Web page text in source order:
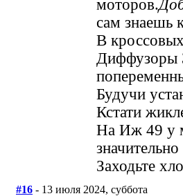
моторов.
сам знаешь
В
Диффузоры
Будучи
Кстати
На Иж 49 у
Заходьте
#16 - 13 июля 2024, суббота